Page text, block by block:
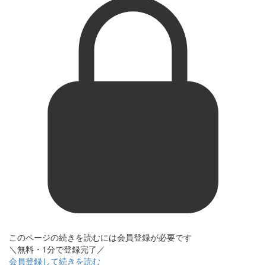
このページの続きを読むには会員登録が必要です
＼無料・1分で登録完了／
会員登録して続きを読む